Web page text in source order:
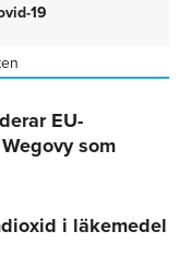
19
EU-
som
i läkemedel